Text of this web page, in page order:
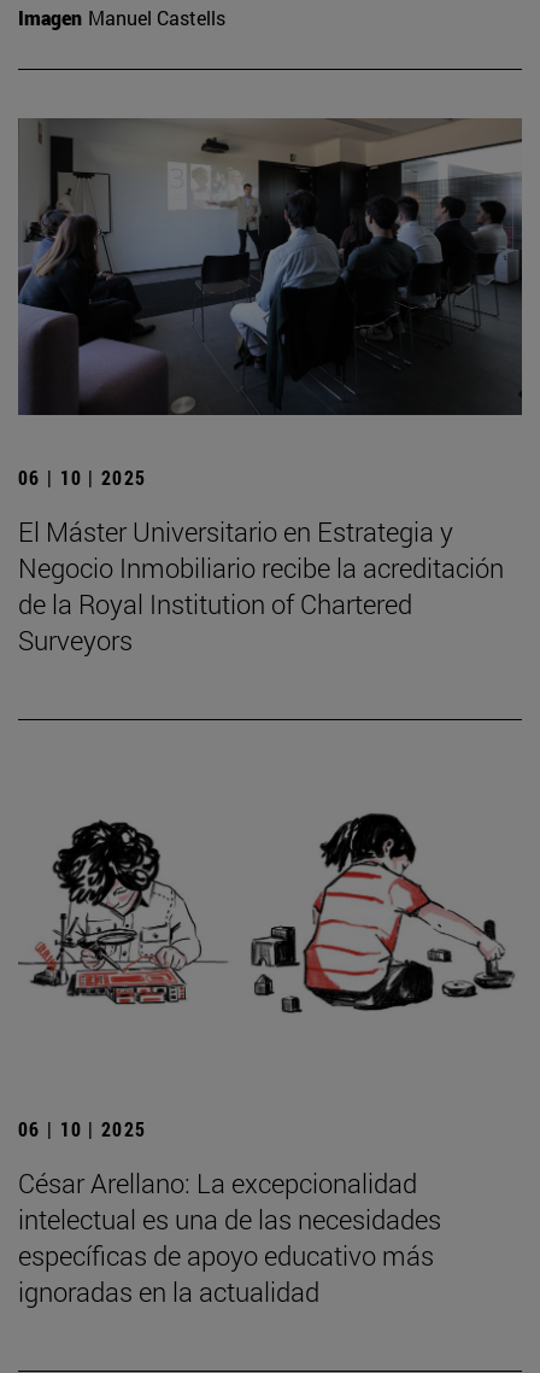
Imagen Manuel Castells
06 | 10 | 2025
El Máster Universitario en Estrategia y
Negocio Inmobiliario recibe la acreditación
de la Royal Institution of Chartered
Surveyors
06 | 10 | 2025
César Arellano: La excepcionalidad
intelectual es una de las necesidades
específicas de apoyo educativo más
ignoradas en la actualidad